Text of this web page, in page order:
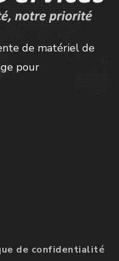
de matériel de
pour
de confidentialité